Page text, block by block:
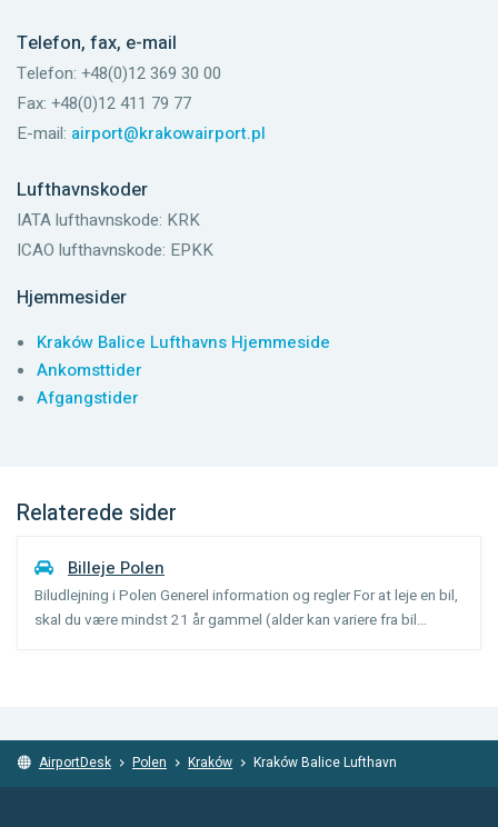
Telefon, fax, e-mail
Telefon: +48(0)12 369 30 00
Fax: +48(0)12 411 79 77
E-mail: airport@krakowairport.pl
Lufthavnskoder
IATA lufthavnskode: KRK
ICAO lufthavnskode: EPKK
Hjemmesider
Kraków Balice Lufthavns Hjemmeside
Ankomsttider
Afgangstider
Relaterede sider
Billeje Polen
Biludlejning i Polen Generel information og regler For at leje en bil,
skal du være mindst 21 år gammel (alder kan variere fra bil
AirportDesk Polen Kraków Kraków Balice Lufthavn